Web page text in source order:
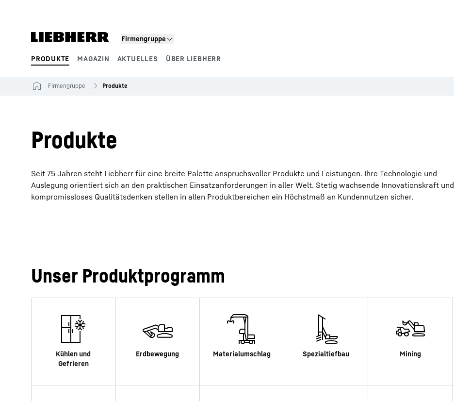
Firmengruppe
PRODUKTE MAGAZIN AKTUELLES ÜBER LIEBHERR
Produktsegmente
Firmengruppe Produkte
Produkte
Seit 75 Jahren steht Liebherr für eine breite Palette anspruchsvoller Produkte und Leistungen. Ihre Technologie und
Auslegung orientiert sich an den praktischen Einsatzanforderungen in aller Welt. Stetig wachsende Innovationskraft und
kompromissloses Qualitätsdenken stellen in allen Produktbereichen ein Höchstmaß an Kundennutzen sicher.
Unser Produktprogramm